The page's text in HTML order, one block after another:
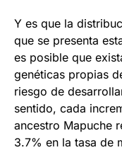
Y es que la
que se presenta
es posible que
genéticas propias
riesgo de
sentido, cada
ancestro Mapuche
3.7% en la tasa de